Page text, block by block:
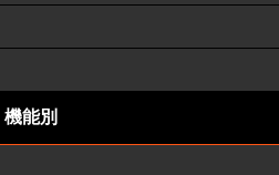
機能別